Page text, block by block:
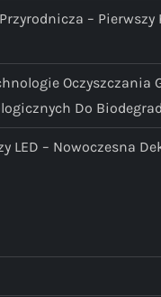
– Pierwszy
Oczyszczania
Do
LED – Nowoczesna